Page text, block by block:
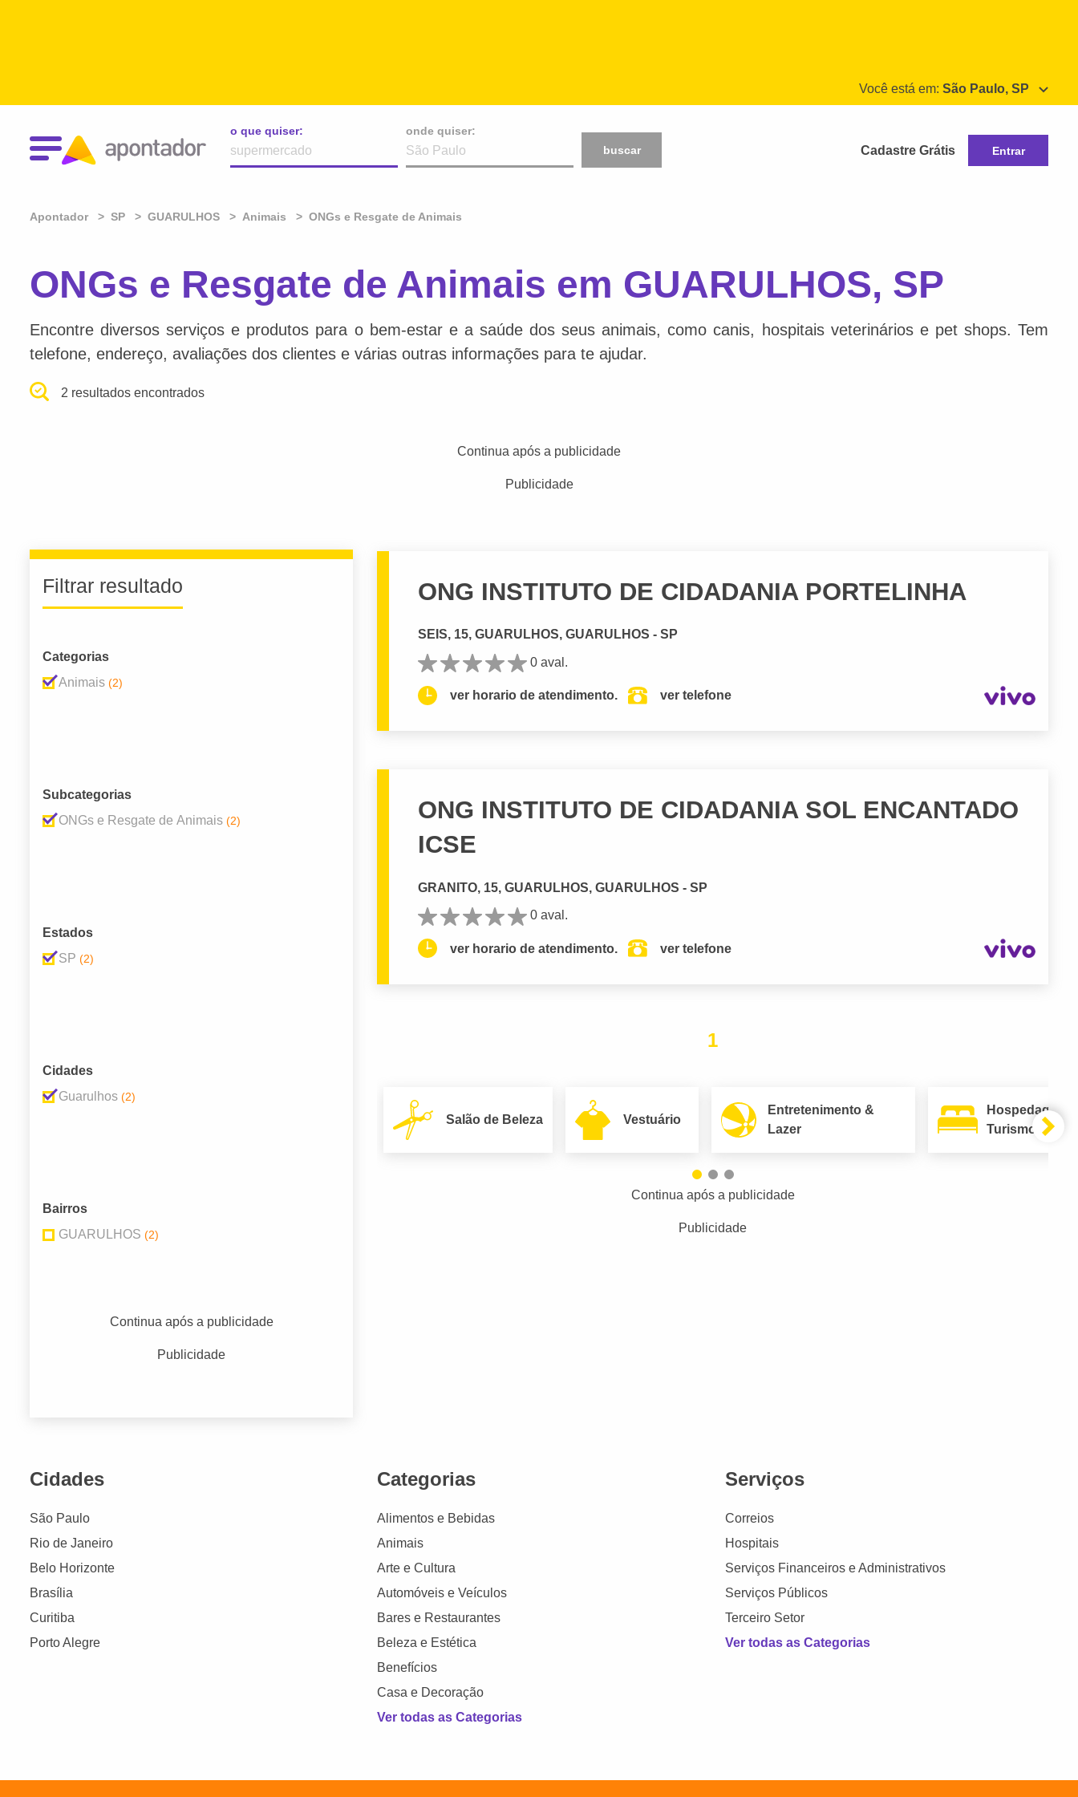
Você está em: São Paulo, SP
o que quiser:
onde quiser:
buscar
Cadastre Grátis Entrar
Apontador SP GUARULHOS Animais ONGs e Resgate de Animais
ONGs e Resgate de Animais em GUARULHOS, SP
Encontre diversos serviços e produtos para o bem-estar e a saúde dos seus animais, como canis, hospitais veterinários e pet shops. Tem
telefone, endereço, avaliações dos clientes e várias outras informações para te ajudar.
2 resultados encontrados
Continua após a publicidade
Publicidade
Filtrar resultado
Categorias
Animais (2)
Subcategorias
ONGs e Resgate de Animais (2)
Estados
SP (2)
Cidades
Guarulhos (2)
Bairros
GUARULHOS (2)
Continua após a publicidade
Publicidade
ONG INSTITUTO DE CIDADANIA PORTELINHA
SEIS, 15, GUARULHOS, GUARULHOS - SP
0 aval.
ver horario de atendimento. ver telefone
ONG INSTITUTO DE CIDADANIA SOL ENCANTADO
ICSE
GRANITO, 15, GUARULHOS, GUARULHOS - SP
0 aval.
ver horario de atendimento. ver telefone
1
Salão de Beleza Vestuário
Entretenimento &
Lazer
Hospedagem
Turismo
Continua após a publicidade
Publicidade
Cidades
São Paulo
Rio de Janeiro
Belo Horizonte
Brasília
Curitiba
Porto Alegre
Categorias
Alimentos e Bebidas
Animais
Arte e Cultura
Automóveis e Veículos
Bares e Restaurantes
Beleza e Estética
Benefícios
Casa e Decoração
Ver todas as Categorias
Serviços
Correios
Hospitais
Serviços Financeiros e Administrativos
Serviços Públicos
Terceiro Setor
Ver todas as Categorias